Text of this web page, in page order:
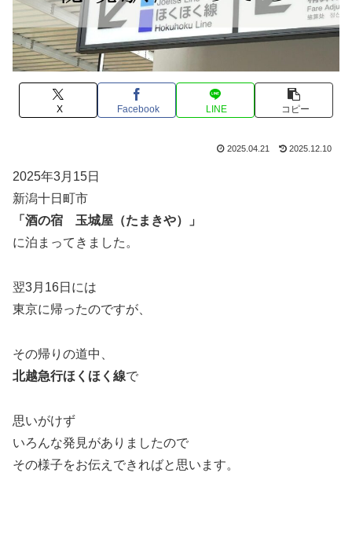
X Facebook LINE コピー
2025.04.21 2025.12.10
2025年3月15日
新潟十日町市
「酒の宿 玉城屋（たまきや）」
に泊まってきました。
翌3月16日には
東京に帰ったのですが、
その帰りの道中、
北越急行ほくほく線で
思いがけず
いろんな発見がありましたので
その様子をお伝えできればと思います。